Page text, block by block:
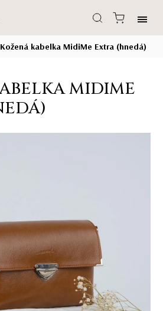
Kožená kabelka MidiMe Extra (hnedá)
MIDIME